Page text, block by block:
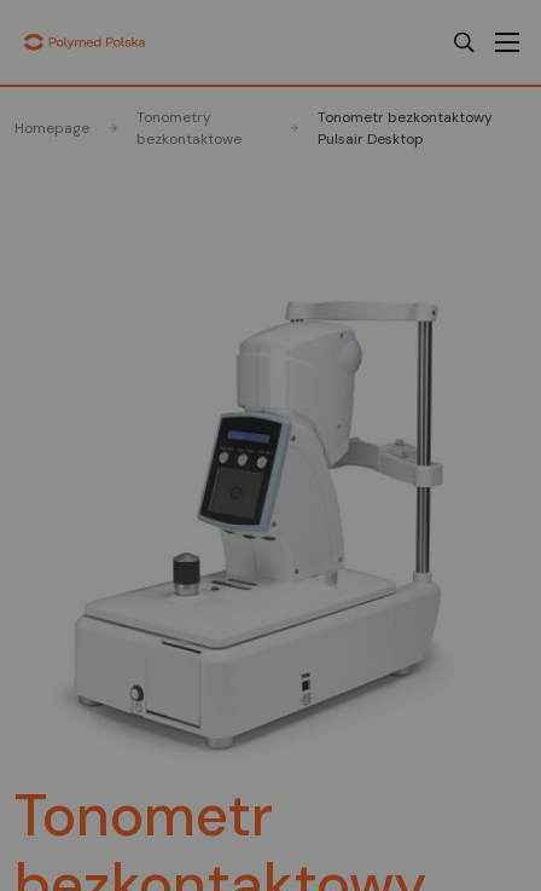
Homepage
Tonometry
bezkontaktowe
Tonometr bezkontaktowy
Pulsair Desktop
Tonometr